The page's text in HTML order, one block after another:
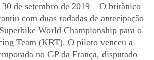
de setembro de 2019 – O britânico
com duas rodadas de antecipação
World Championship para o
Team (KRT). O piloto venceu a
no GP da França, disputado